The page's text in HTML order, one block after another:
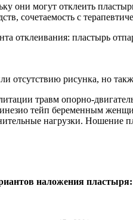
они могут отклеить
сочетаемость с
отклеивания: пластырь
рисунка, но
травм опорно-
тейп беременным
нагрузки. Ношение
наложения пластыря: